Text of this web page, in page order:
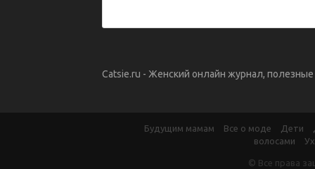
Catsie.ru - Женский онлайн журнал,
Будущим мамам Все о моде Дети
волосами
© Все права